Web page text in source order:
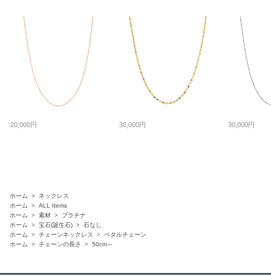
20,000円 30,000円 30,000円
ホーム
ネックレス
ホーム
ALL Items
ホーム
素材
プラチナ
ホーム
宝石(誕生石)
石なし
ホーム
チェーンネックレス
ペタルチェーン
ホーム
チェーンの長さ 50cm～